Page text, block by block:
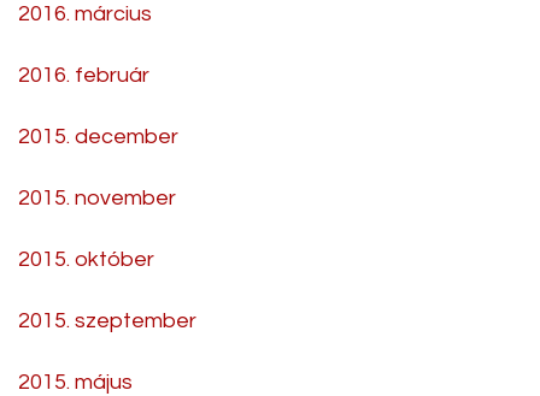
2016. március
2016. február
2015. december
2015. november
2015. október
2015. szeptember
2015. május